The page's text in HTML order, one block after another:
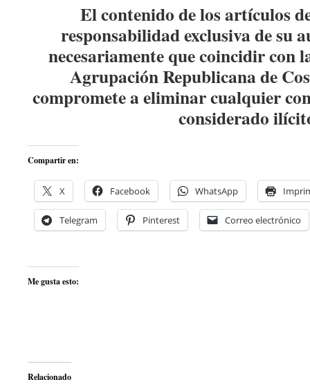
El contenido de los artículos
responsabilidad exclusiva de su
necesariamente que coincidir con
Agrupación Republicana de
compromete a eliminar cualquier
considerado
Compartir en:
X Facebook WhatsApp
Telegram Pinterest Correo electrónico
Me gusta esto:
Relacionado